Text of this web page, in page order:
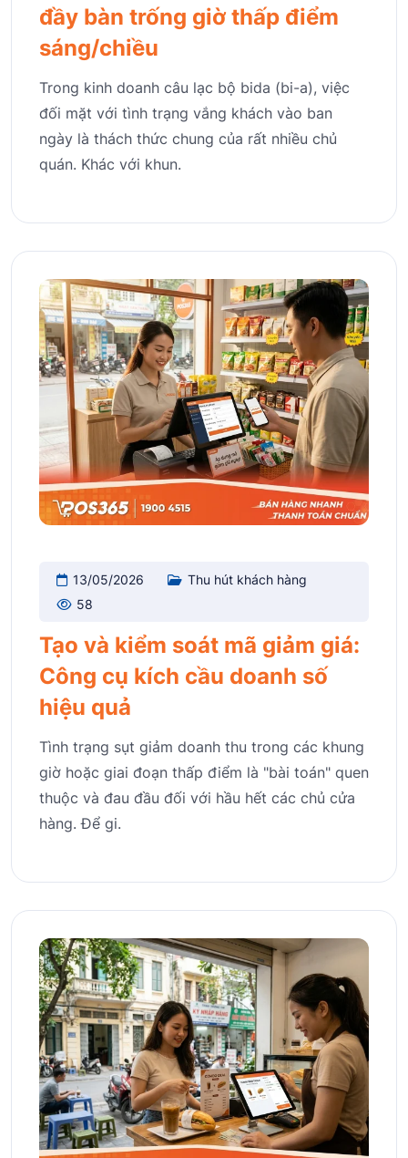
đầy bàn trống giờ thấp điểm
sáng/chiều
Trong kinh doanh câu lạc bộ bida (bi-a), việc
đối mặt với tình trạng vắng khách vào ban
ngày là thách thức chung của rất nhiều chủ
quán. Khác với khun.
13/05/2026
Thu hút khách hàng
58
Tạo và kiểm soát mã giảm giá:
Công cụ kích cầu doanh số
hiệu quả
Tình trạng sụt giảm doanh thu trong các khung
giờ hoặc giai đoạn thấp điểm là "bài toán" quen
thuộc và đau đầu đối với hầu hết các chủ cửa
hàng. Để gi.